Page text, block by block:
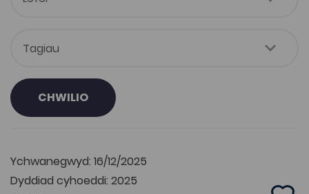
CHWILIO
Ychwanegwyd: 16/12/2025
Dyddiad cyhoeddi: 2025